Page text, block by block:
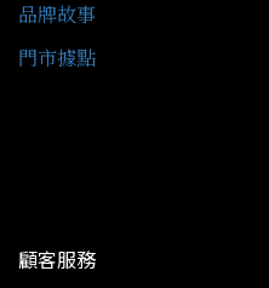
品牌故事
門市據點
顧客服務